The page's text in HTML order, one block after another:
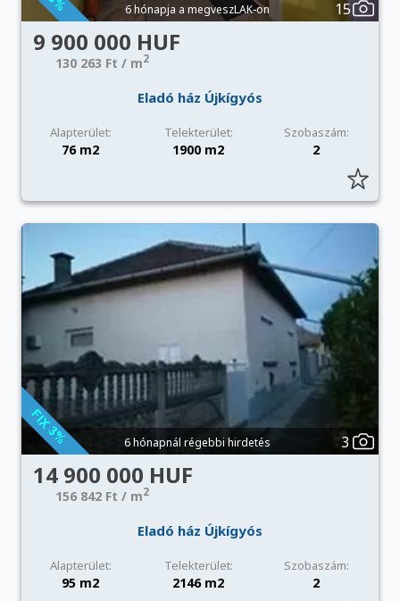
6 hónapja a megveszLAK-on 15
9 900 000 HUF
130 263 Ft / m2
Eladó ház Újkígyós
Alapterület: Telekterület: Szobaszám:
76 m2 1900 m2 2
6 hónapnál régebbi hirdetés 3
14 900 000 HUF
156 842 Ft / m2
Eladó ház Újkígyós
Alapterület: Telekterület: Szobaszám:
95 m2 2146 m2 2